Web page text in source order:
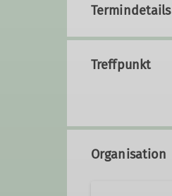
Termindetails
Treffpunkt
Organisation